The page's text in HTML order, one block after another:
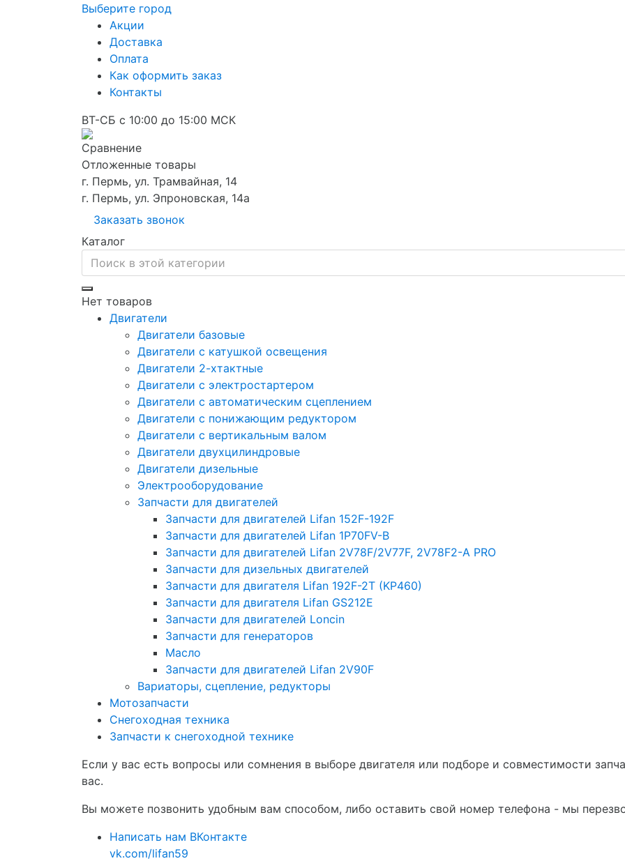
Выберите город
Акции
Доставка
Оплата
Как оформить заказ
Контакты
ВТ-СБ с 10:00 до 15:00 МСК
Сравнение
Отложенные товары
г. Пермь, ул. Трамвайная, 14
г. Пермь, ул. Эпроновская, 14а
Заказать звонок
Каталог
Нет товаров
Двигатели
Двигатели базовые
Двигатели с катушкой освещения
Двигатели 2-хтактные
Двигатели с электростартером
Двигатели с автоматическим сцеплением
Двигатели с понижающим редуктором
Двигатели с вертикальным валом
Двигатели двухцилиндровые
Двигатели дизельные
Электрооборудование
Запчасти для двигателей
Запчасти для двигателей Lifan 152F-192F
Запчасти для двигателей Lifan 1P70FV-B
Запчасти для двигателей Lifan 2V78F/2V77F, 2V78F2-A PRO
Запчасти для дизельных двигателей
Запчасти для двигателя Lifan 192F-2T (KP460)
Запчасти для двигателя Lifan GS212E
Запчасти для двигателей Loncin
Запчасти для генераторов
Масло
Запчасти для двигателей Lifan 2V90F
Вариаторы, сцепление, редукторы
Мотозапчасти
Снегоходная техника
Запчасти к снегоходной технике
Если у вас есть вопросы или сомнения в выборе двигателя или подборе и совместимости
вас.
Вы можете позвонить удобным вам способом, либо оставить свой номер телефона - мы
Написать нам ВКонтакте
vk.com/lifan59